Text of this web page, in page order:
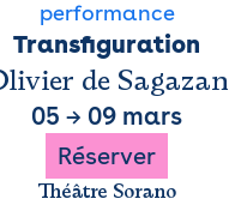
performance
Transfiguration
de Sagazan
05 → 09 mars
Réserver
Théâtre Sorano